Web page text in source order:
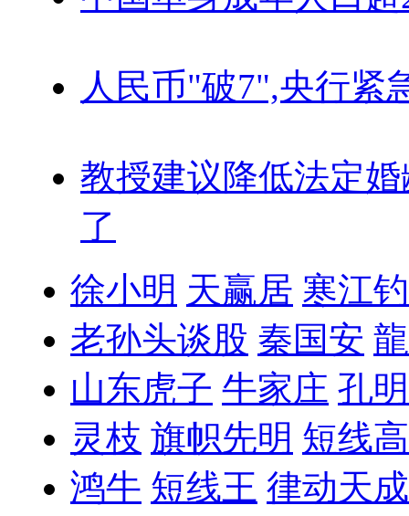
人民币"破7",央行紧
教授建议降低法定婚
了
徐小明 天赢居 寒江
老孙头谈股 秦国安
山东虎子 牛家庄 孔
灵枝 旗帜先明 短线
鸿牛 短线王 律动天成